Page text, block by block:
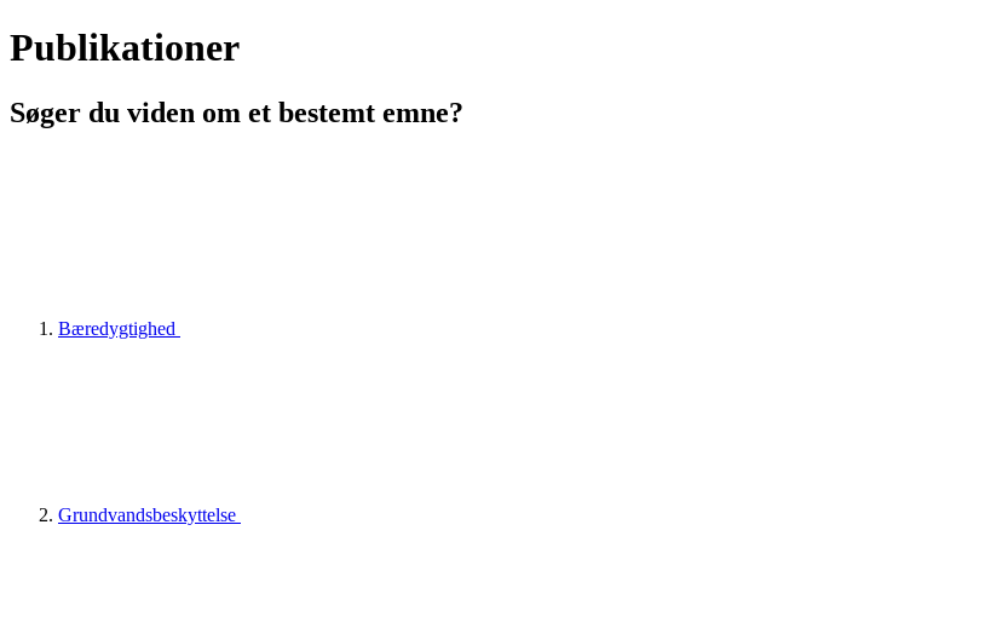
Publikationer
Søger du viden om et bestemt emne?
Bæredygtighed
Grundvandsbeskyttelse